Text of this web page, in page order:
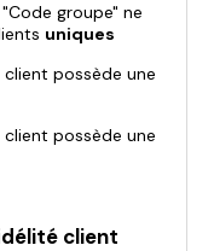
groupe" ne
uniques
possède une
possède une
client